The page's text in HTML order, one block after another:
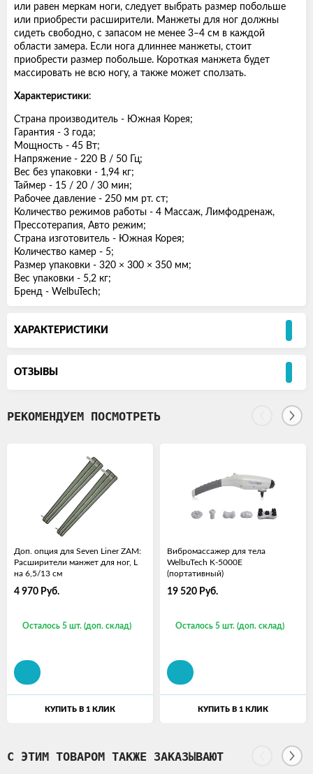
или равен меркам ноги, следует выбрать размер побольше
или приобрести расширители. Манжеты для ног должны
сидеть свободно, с запасом не менее 3–4 см в каждой
области замера. Если нога длиннее манжеты, стоит
приобрести размер побольше. Короткая манжета будет
массировать не всю ногу, а также может сползать.
Характеристики:
Страна производитель - Южная Корея;
Гарантия - 3 года;
Мощность - 45 Вт;
Напряжение - 220 В / 50 Гц;
Вес без упаковки - 1,94 кг;
Таймер - 15 / 20 / 30 мин;
Рабочее давление - 250 мм рт. ст;
Количество режимов работы - 4 Массаж, Лимфодренаж,
Прессотерапия, Авто режим;
Страна изготовитель - Южная Корея;
Количество камер - 5;
Размер упаковки - 320 × 300 × 350 мм;
Вес упаковки - 5,2 кг;
Бренд - WelbuTech;
ХАРАКТЕРИСТИКИ
ОТЗЫВЫ
РЕКОМЕНДУЕМ ПОСМОТРЕТЬ
Доп. опция для Seven Liner ZAM:
Расширители манжет для ног, L
на 6,5/13 см
4 970 Руб.
Осталось 5 шт. (доп. склад)
КУПИТЬ В 1 КЛИК
Вибромассажер для тела
WelbuTech K-5000E
(портативный)
19 520 Руб.
Осталось 5 шт. (доп. склад)
КУПИТЬ В 1 КЛИК
С ЭТИМ ТОВАРОМ ТАКЖЕ ЗАКАЗЫВАЮТ